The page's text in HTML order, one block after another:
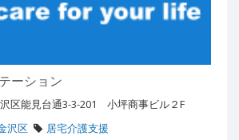
ーション
区能見台通3-3-201 小坪商事ビル２F
沢区
居宅介護支援